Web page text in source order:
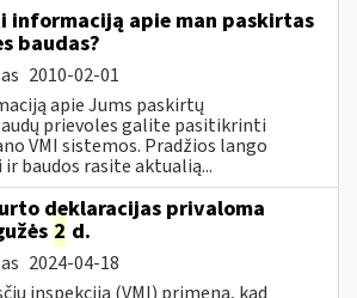
informaciją apie man paskirtas
baudas?
2010-02-01
apie Jums paskirtų
prievoles galite pasitikrinti
VMI sistemos. Pradžios lango
baudos rasite aktualią...
deklaracijas privaloma
2 d.
2024-04-18
inspekcija (VMI) primena, kad